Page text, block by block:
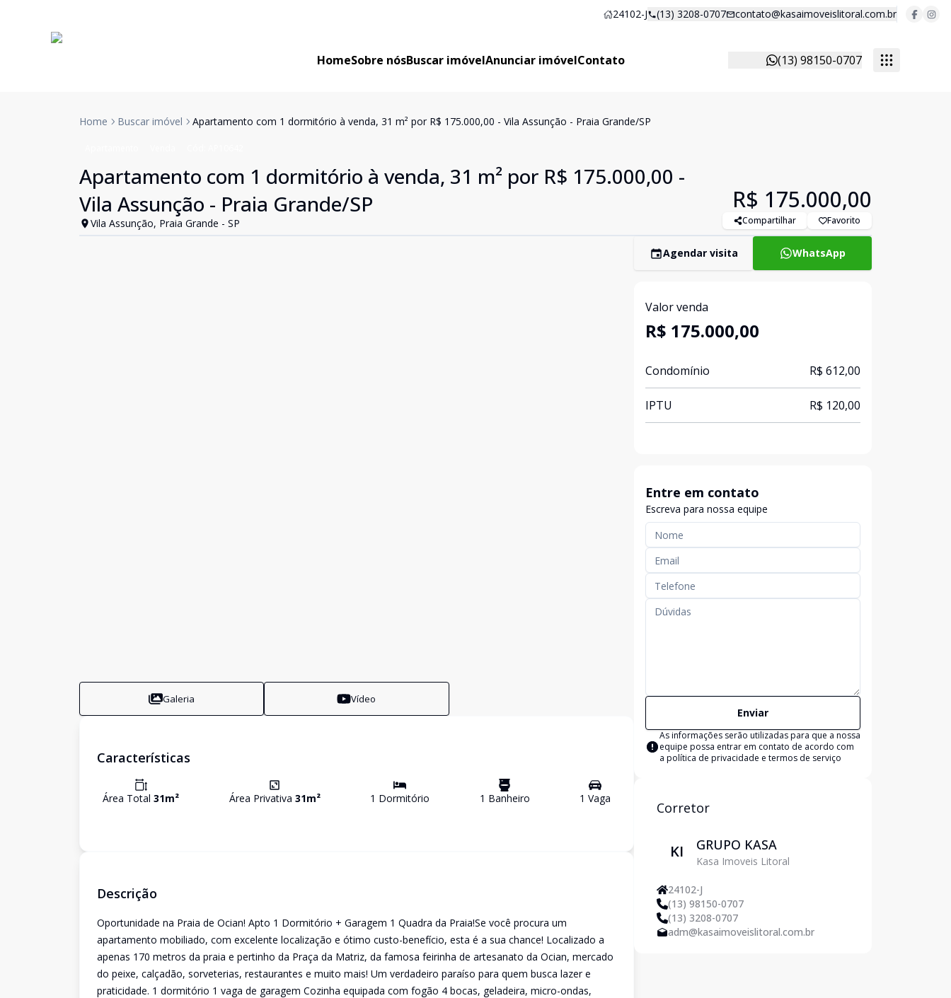
24102-J (13) 3208-0707 contato@kasaimoveislitoral.com.br
HomeSobre nósBuscar imóvelAnunciar imóvelContato (13) 98150-0707
Home Buscar imóvel Apartamento com 1 dormitório à venda, 31 m² por R$ 175.000,00 - Vila Assunção - Praia Grande/SP
Apartamento com 1 dormitório à venda, 31 m² por R$ 175.000,00 -
Vila Assunção - Praia Grande/SP
Vila Assunção, Praia Grande - SP
R$ 175.000,00
Compartilhar Favorito
Galeria Vídeo
Características
Área Total 31m² Área Privativa 31m² 1 Dormitório 1 Banheiro 1 Vaga
Descrição
Oportunidade na Praia de Ocian! Apto 1 Dormitório + Garagem 1 Quadra da Praia!Se você procura um
apartamento mobiliado, com excelente localização e ótimo custo-benefício, esta é a sua chance! Localizado a
apenas 170 metros da praia e pertinho da Praça da Matriz, da famosa feirinha de artesanato da Ocian, mercado
do peixe, calçadão, sorveterias, restaurantes e muito mais! Um verdadeiro paraíso para quem busca lazer e
praticidade. 1 dormitório 1 vaga de garagem Cozinha equipada com fogão 4 bocas, geladeira, micro-ondas,
Agendar visita WhatsApp
Valor venda
R$ 175.000,00
Condomínio R$ 612,00
IPTU R$ 120,00
Entre em contato
Escreva para nossa equipe
Enviar
As informações serão utilizadas para que a nossa
equipe possa entrar em contato de acordo com
a política de privacidade e termos de serviço
Corretor
KI GRUPO KASA
Kasa Imoveis Litoral
24102-J
(13) 98150-0707
(13) 3208-0707
adm@kasaimoveislitoral.com.br